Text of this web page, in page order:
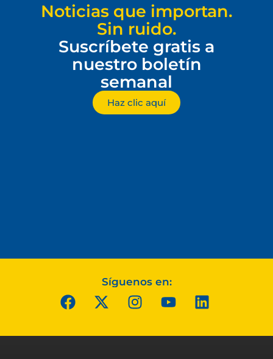
Noticias que importan.
Sin ruido.
Suscríbete gratis a
nuestro boletín
semanal
Haz clic aquí
Síguenos en: